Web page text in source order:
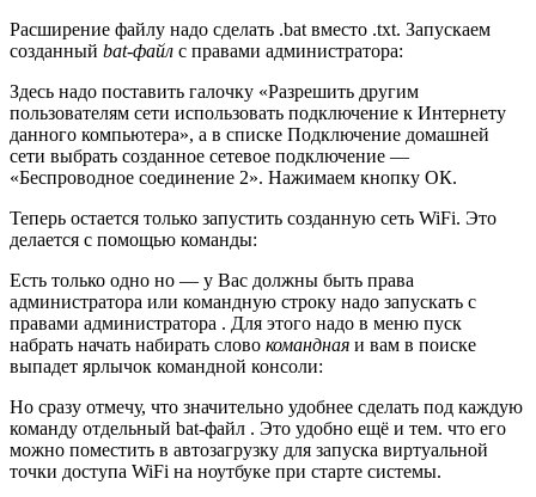
Расширение файлу надо сделать .bat вместо .txt. Запускаем
созданный bat-файл с правами администратора:
Здесь надо поставить галочку «Разрешить другим
пользователям сети использовать подключение к Интернету
данного компьютера», а в списке Подключение домашней
сети выбрать созданное сетевое подключение —
«Беспроводное соединение 2». Нажимаем кнопку ОК.
Теперь остается только запустить созданную сеть WiFi. Это
делается с помощью команды:
Есть только одно но — у Вас должны быть права
администратора или командную строку надо запускать с
правами администратора . Для этого надо в меню пуск
набрать начать набирать слово командная и вам в поиске
выпадет ярлычок командной консоли:
Но сразу отмечу, что значительно удобнее сделать под каждую
команду отдельный bat-файл . Это удобно ещё и тем. что его
можно поместить в автозагрузку для запуска виртуальной
точки доступа WiFi на ноутбуке при старте системы.